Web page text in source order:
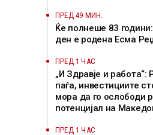
ПРЕД 49 МИН.
Ќе полнеше 83
ден е родена Есма
ПРЕД 1 ЧАС
„И Здравје и работа“:
паѓа, инвестициите
мора да го ослободи
потенцијал на
ПРЕД 1 ЧАС